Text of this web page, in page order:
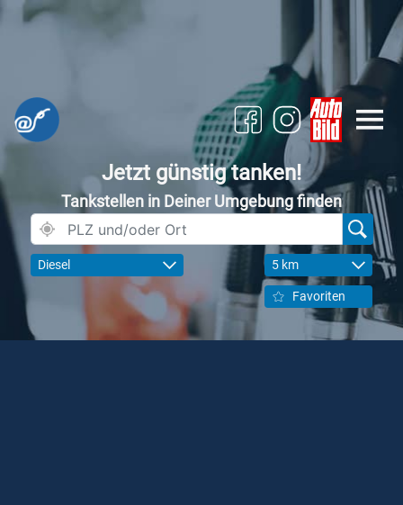
Jetzt günstig tanken!
Tankstellen in Deiner Umgebung finden
Diesel 5 km
Favoriten